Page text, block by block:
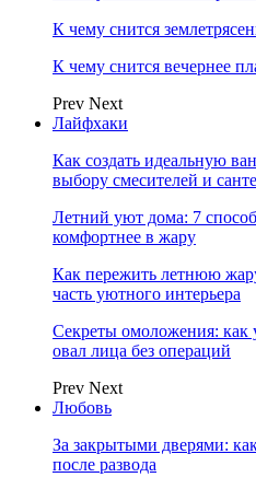
К чему снится
К чему снится вечернее
Prev Next
Лайфхаки
Как создать идеальную
выбору смесителей и
Летний уют дома: 7
комфортнее в жару
Как пережить летнюю
часть уютного интерьера
Секреты омоложения: как
овал лица без операций
Prev Next
Любовь
За закрытыми дверями:
после развода